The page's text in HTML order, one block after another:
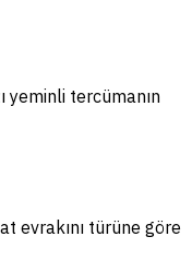
yeminli tercümanın
evrakını türüne göre